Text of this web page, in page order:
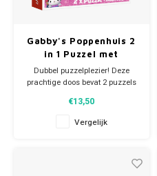
Gabby's Poppenhuis 2
in 1 Puzzel met
Geheugenspel - 30/48
stukjes
Dubbel puzzelplezier! Deze
prachtige doos bevat 2 puzzels
puzzel met 30 stukjes en een
puzzel met 48 stukjes. De set
bevat ook 24 leuke memo's om
€13,50
Vergelijk